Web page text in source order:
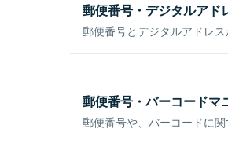
郵便番号・デジタルアド
郵便番号とデジタルアドレ
郵便番号・バーコードマ
郵便番号や、バーコードに